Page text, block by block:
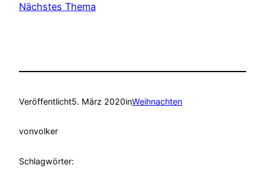
Nächstes Thema
Veröffentlicht5. März 2020inWeihnachten
vonvolker
Schlagwörter: